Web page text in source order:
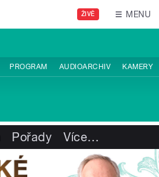
ŽIVĚ MENU
PROGRAM AUDIOARCHIV KAMERY
Pořady Více…